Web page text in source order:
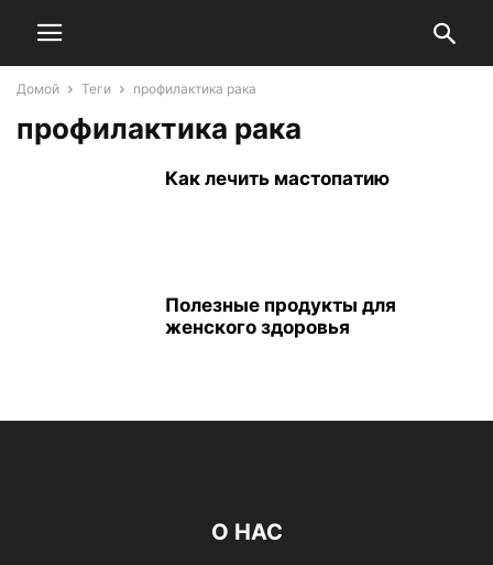
Домой Теги профилактика рака
профилактика рака
Как лечить мастопатию
Полезные продукты для
женского здоровья
О НАС